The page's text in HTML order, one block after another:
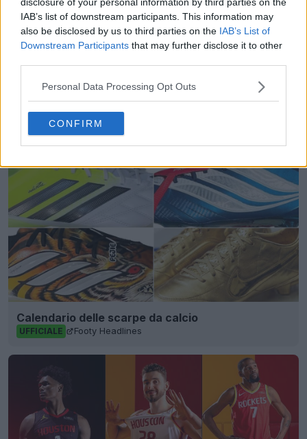
IAB’s list of downstream participants. This information may
also be disclosed by us to third parties on the IAB’s List of
Downstream Participants that may further disclose it to other
Personal Data Processing Opt Outs
CONFIRM
commenti qui sotto.
Mostra commenti
adidas Boca Juniors Club World Cup
River Plate
Superliga Argentina
Condividi
Calendario delle scarpe da calcio
UFFICIALE Footy Headlines